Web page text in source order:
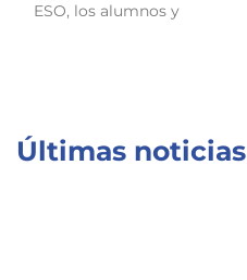
ESO, los alumnos y
Últimas noticias